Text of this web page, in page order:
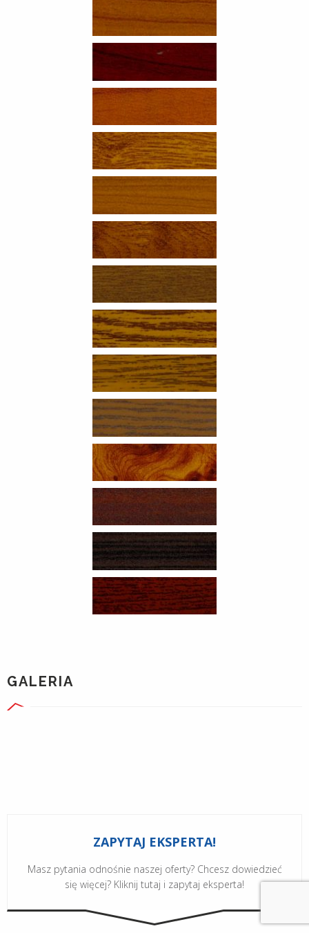
GALERIA
ZAPYTAJ EKSPERTA!
Masz pytania odnośnie naszej oferty? Chcesz dowiedzieć
się więcej? Kliknij tutaj i zapytaj eksperta!